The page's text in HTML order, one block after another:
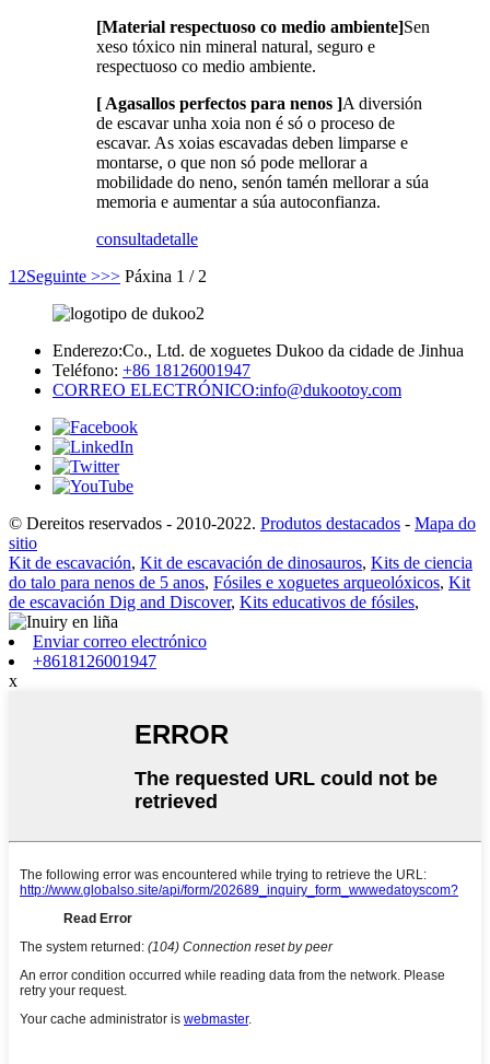
[Material respectuoso co medio ambiente]Sen
xeso tóxico nin mineral natural, seguro e
respectuoso co medio ambiente.
[ Agasallos perfectos para nenos ]A diversión
de escavar unha xoia non é só o proceso de
escavar. As xoias escavadas deben limparse e
montarse, o que non só pode mellorar a
mobilidade do neno, senón tamén mellorar a súa
memoria e aumentar a súa autoconfianza.
consultadetalle
1 2Seguinte >>> Páxina 1 / 2
Enderezo:Co., Ltd. de xoguetes Dukoo da cidade de Jinhua
Teléfono: +86 18126001947
CORREO ELECTRÓNICO:info@dukootoy.com
© Dereitos reservados - 2010-2022. Produtos destacados - Mapa do
sitio
Kit de escavación, Kit de escavación de dinosauros, Kits de ciencia
do talo para nenos de 5 anos, Fósiles e xoguetes arqueolóxicos, Kit
de escavación Dig and Discover, Kits educativos de fósiles,
Enviar correo electrónico
+8618126001947
x